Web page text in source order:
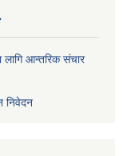
आन्तरिक संचार
निवेदन